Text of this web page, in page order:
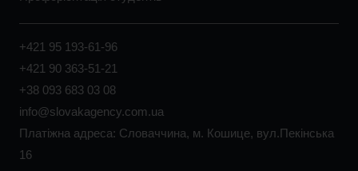
+421 95 193-61-96
+421 90 363-51-21
+38 093 683 03 08
info@slovakagency.com.ua
Платіжна адреса: Словаччина, м. Кошице, вул.Пекінська
16